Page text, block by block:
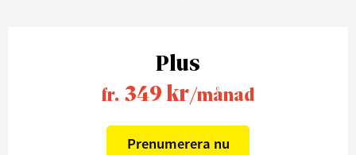
Plus
fr. 349 kr/månad
Prenumerera nu